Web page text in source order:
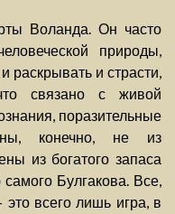
Воланда. Он часто
природы,
раскрывать и страсти,
связано с живой
поразительные
конечно, не из
из богатого запаса
Булгакова. Все,
это всего лишь игра, в